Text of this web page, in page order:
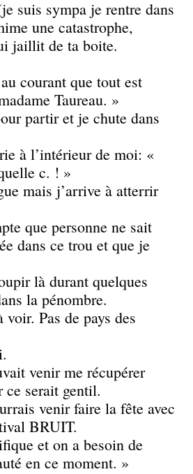
suis sympa je rentre dans
une catastrophe,
jaillit de ta boite.
courant que tout est
Taureau. »
partir et je chute dans
à l’intérieur de moi: «
c. ! »
mais j’arrive à atterrir
que personne ne sait
dans ce trou et que je
là durant quelques
la pénombre.
Pas de pays des
venir me récupérer
ce serait gentil.
venir faire la fête avec
BRUIT.
et on a besoin de
en ce moment. »